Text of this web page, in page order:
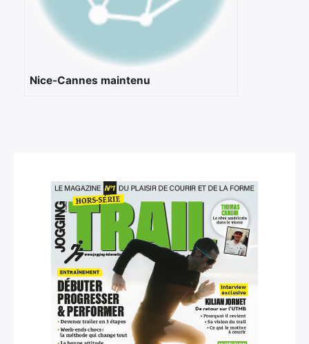
Nice-Cannes maintenu
Rechercher